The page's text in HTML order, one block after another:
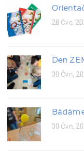
28 Čvc,
Den
30 Čvn,
30 Čvn,